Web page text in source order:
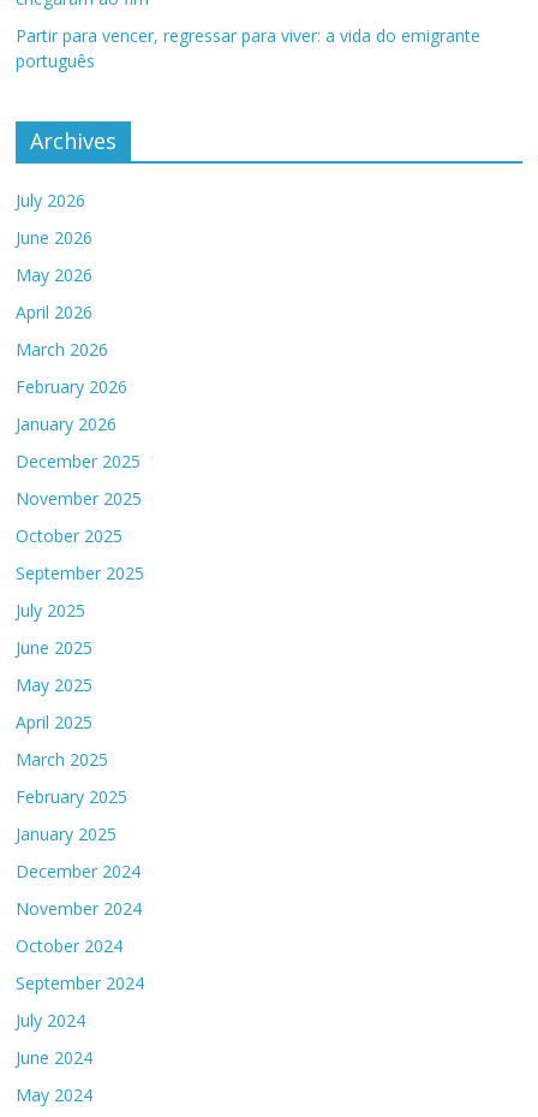
Partir para vencer, regressar para viver: a vida do emigrante
português
Archives
July 2026
June 2026
May 2026
April 2026
March 2026
February 2026
January 2026
December 2025
November 2025
October 2025
September 2025
July 2025
June 2025
May 2025
April 2025
March 2025
February 2025
January 2025
December 2024
November 2024
October 2024
September 2024
July 2024
June 2024
May 2024